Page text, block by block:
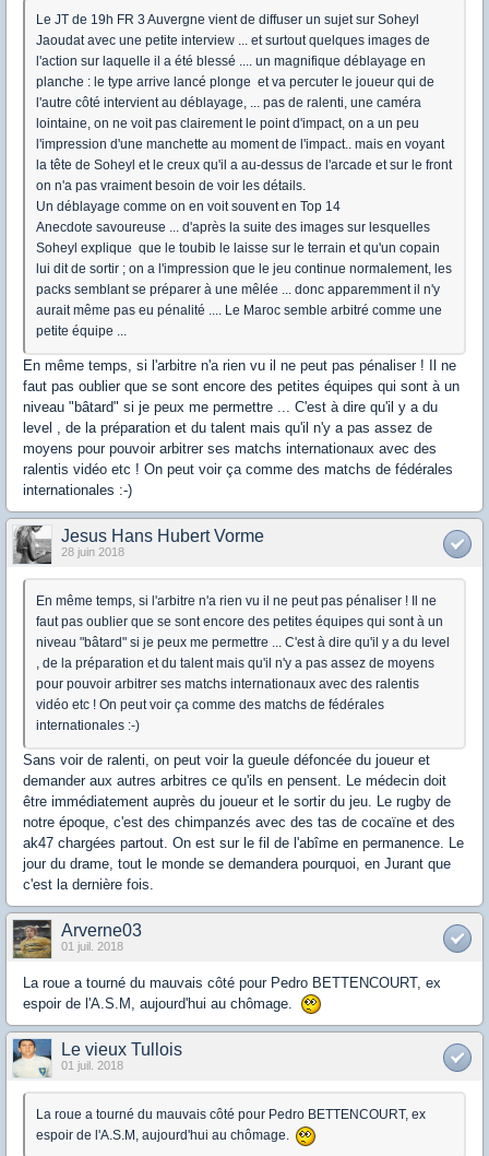
Le JT de 19h FR 3 Auvergne vient de diffuser un sujet sur Soheyl
Jaoudat avec une petite interview ... et surtout quelques images de
l'action sur laquelle il a été blessé .... un magnifique déblayage en
planche : le type arrive lancé plonge et va percuter le joueur qui de
l'autre côté intervient au déblayage, ... pas de ralenti, une caméra
lointaine, on ne voit pas clairement le point d'impact, on a un peu
l'impression d'une manchette au moment de l'impact.. mais en voyant
la tête de Soheyl et le creux qu'il a au-dessus de l'arcade et sur le front
on n'a pas vraiment besoin de voir les détails.
Un déblayage comme on en voit souvent en Top 14
Anecdote savoureuse ... d'après la suite des images sur lesquelles
Soheyl explique que le toubib le laisse sur le terrain et qu'un copain
lui dit de sortir ; on a l'impression que le jeu continue normalement, les
packs semblant se préparer à une mêlée ... donc apparemment il n'y
aurait même pas eu pénalité .... Le Maroc semble arbitré comme une
petite équipe ...
En même temps, si l'arbitre n'a rien vu il ne peut pas pénaliser ! Il ne
faut pas oublier que se sont encore des petites équipes qui sont à un
niveau "bâtard" si je peux me permettre ... C'est à dire qu'il y a du
level , de la préparation et du talent mais qu'il n'y a pas assez de
moyens pour pouvoir arbitrer ses matchs internationaux avec des
ralentis vidéo etc ! On peut voir ça comme des matchs de fédérales
internationales :-)
Jesus Hans Hubert Vorme
28 juin 2018
En même temps, si l'arbitre n'a rien vu il ne peut pas pénaliser ! Il ne
faut pas oublier que se sont encore des petites équipes qui sont à un
niveau "bâtard" si je peux me permettre ... C'est à dire qu'il y a du level
, de la préparation et du talent mais qu'il n'y a pas assez de moyens
pour pouvoir arbitrer ses matchs internationaux avec des ralentis
vidéo etc ! On peut voir ça comme des matchs de fédérales
internationales :-)
Sans voir de ralenti, on peut voir la gueule défoncée du joueur et
demander aux autres arbitres ce qu'ils en pensent. Le médecin doit
être immédiatement auprès du joueur et le sortir du jeu. Le rugby de
notre époque, c'est des chimpanzés avec des tas de cocaïne et des
ak47 chargées partout. On est sur le fil de l'abîme en permanence. Le
jour du drame, tout le monde se demandera pourquoi, en Jurant que
c'est la dernière fois.
Arverne03
01 juil. 2018
La roue a tourné du mauvais côté pour Pedro BETTENCOURT, ex
espoir de l'A.S.M, aujourd'hui au chômage.
Le vieux Tullois
01 juil. 2018
La roue a tourné du mauvais côté pour Pedro BETTENCOURT, ex
espoir de l'A.S.M, aujourd'hui au chômage.